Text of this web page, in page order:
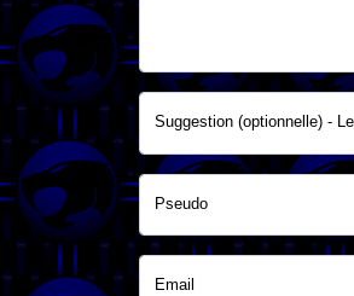
Suggestion (optionnelle) -
Pseudo
Email